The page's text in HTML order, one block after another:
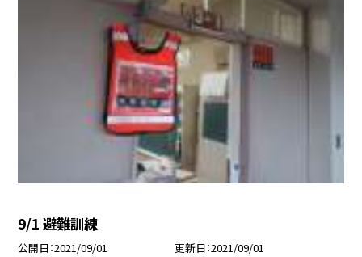
9/1 避難訓練
公開日 2021/09/01 更新日 2021/09/01